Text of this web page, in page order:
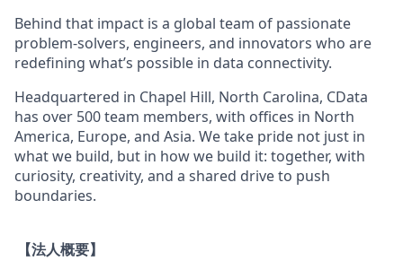
Behind that impact is a global team of passionate
problem-solvers, engineers, and innovators who are
redefining what’s possible in data connectivity.
Headquartered in Chapel Hill, North Carolina, CData
has over 500 team members, with offices in North
America, Europe, and Asia. We take pride not just in
what we build, but in how we build it: together, with
curiosity, creativity, and a shared drive to push
boundaries.
【法人概要】